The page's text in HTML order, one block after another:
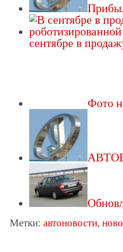
сентябре в
Фото
Метки: автоновости,